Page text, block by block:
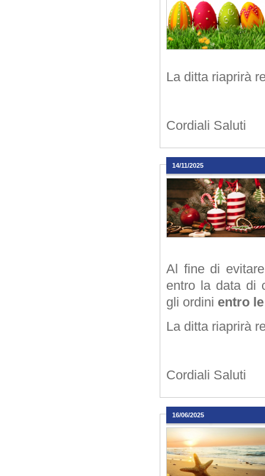
La ditta riaprirà
Cordiali Saluti
14/11/2025
Al fine di
entro la data di
gli ordini entro
La ditta riaprirà
Cordiali Saluti
16/06/2025